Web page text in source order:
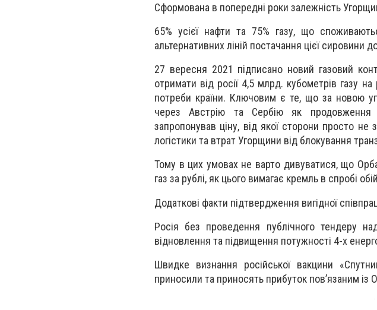
Сформована в попередні роки залежність
65% усієї нафти та 75% газу, що
альтернативних ліній постачання цієї сировини
27 вересня 2021 підписано новий газовий
отримати від росії 4,5 млрд. кубометрів газу
потреби країни. Ключовим є те, що за новою
через Австрію та Сербію як
запропонував ціну, від якої сторони просто не
логістики та втрат Угорщини від блокування
Тому в цих умовах не варто дивуватися, що
газ за рублі, як цього вимагає кремль в спробі
Додаткові факти підтвердження вигідної
Росія без проведення публічного тендеру
відновлення та підвищення потужності 4-х
Швидке визнання російської вакцини
приносили та приносять прибуток пов’язаним із